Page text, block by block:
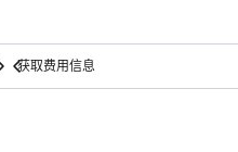
获取费用信息